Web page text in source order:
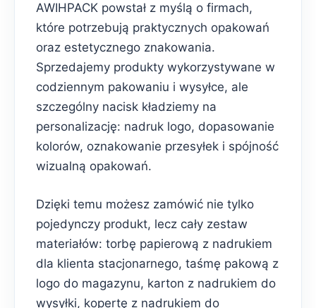
AWIHPACK powstał z myślą o firmach,
które potrzebują praktycznych opakowań
oraz estetycznego znakowania.
Sprzedajemy produkty wykorzystywane w
codziennym pakowaniu i wysyłce, ale
szczególny nacisk kładziemy na
personalizację: nadruk logo, dopasowanie
kolorów, oznakowanie przesyłek i spójność
wizualną opakowań.
Dzięki temu możesz zamówić nie tylko
pojedynczy produkt, lecz cały zestaw
materiałów: torbę papierową z nadrukiem
dla klienta stacjonarnego, taśmę pakową z
logo do magazynu, karton z nadrukiem do
wysyłki, kopertę z nadrukiem do